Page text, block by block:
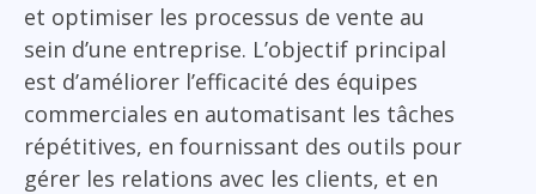
et optimiser les processus de vente au
sein d’une entreprise. L’objectif principal
est d’améliorer l’efficacité des équipes
commerciales en automatisant les tâches
répétitives, en fournissant des outils pour
gérer les relations avec les clients, et en